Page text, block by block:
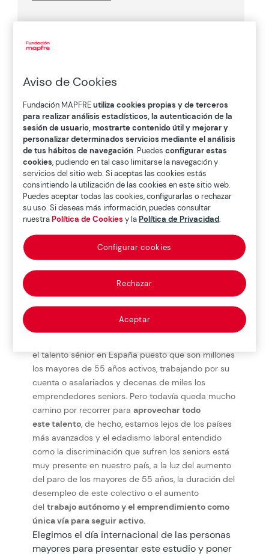


 Descargar dossier
 Ver video
DescripciónParticipantes
Descripción
el talento sénior en España puesto que son millones
los mayores de 55 años activos, trabajando por su
cuenta o asalariados y decenas de miles los
emprendedores seniors. Pero todavía queda mucho
camino por recorrer paraaprovechar todo
este talento, de hecho, estamos lejos de los países
más avanzados y el edadismo laboral entendido
como la discriminación que sufren los seniors está
muy presente en nuestro país, a la luz del aumento
del paro de los mayores de 55 años, la duración del
desempleo de este colectivo o el aumento
deltrabajo autónomo y el emprendimiento como
única vía para seguir activo.
Elegimos el día internacional de las personas
mayores para presentar este estudio y poner
Aviso de Cookies
Fundación MAPFREutiliza cookies propias y de terceros
para realizar análisis estadísticos, la autenticación de la
sesión de usuario, mostrarte contenido útil y mejorar y
personalizar determinados servicios mediante el análisis
de tus hábitos de navegación. Puedesconfigurar estas
cookies, pudiendo en tal caso limitarse la navegación y
servicios del sitio web. Si aceptas las cookies estás
consintiendo la utilización de las cookies en este sitio web.
Puedes aceptar todas las cookies, configurarlas o rechazar
su uso. Si deseas más información, puedes consultar
nuestraPolítica de Cookiesy laPolítica de Privacidad.
Rechazar
Aceptar
Configurar cookies